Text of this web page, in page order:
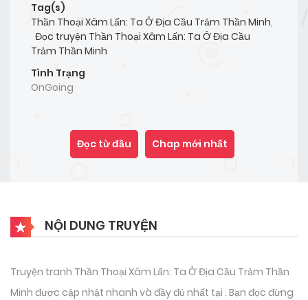
Tag(s)
Thần Thoại Xâm Lấn: Ta Ở Địa Cầu Trảm Thần Minh,
Đọc truyện Thần Thoại Xâm Lấn: Ta Ở Địa Cầu
Trảm Thần Minh
Tình Trạng
OnGoing
Đọc từ đầu Chap mới nhất
NỘI DUNG TRUYỆN
Truyện tranh Thần Thoại Xâm Lấn: Ta Ở Địa Cầu Trảm Thần
Minh được cập nhật nhanh và đầy đủ nhất tại . Bạn đọc đừng